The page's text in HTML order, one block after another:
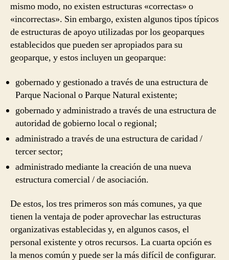
mismo modo, no existen estructuras «correctas» o
«incorrectas». Sin embargo, existen algunos tipos típicos
de estructuras de apoyo utilizadas por los geoparques
establecidos que pueden ser apropiados para su
geoparque, y estos incluyen un geoparque:
gobernado y gestionado a través de una estructura de
Parque Nacional o Parque Natural existente;
gobernado y administrado a través de una estructura de
autoridad de gobierno local o regional;
administrado a través de una estructura de caridad /
tercer sector;
administrado mediante la creación de una nueva
estructura comercial / de asociación.
De estos, los tres primeros son más comunes, ya que
tienen la ventaja de poder aprovechar las estructuras
organizativas establecidas y, en algunos casos, el
personal existente y otros recursos. La cuarta opción es
la menos común y puede ser la más difícil de configurar.